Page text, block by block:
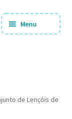
Menu
menu
de Lençóis de